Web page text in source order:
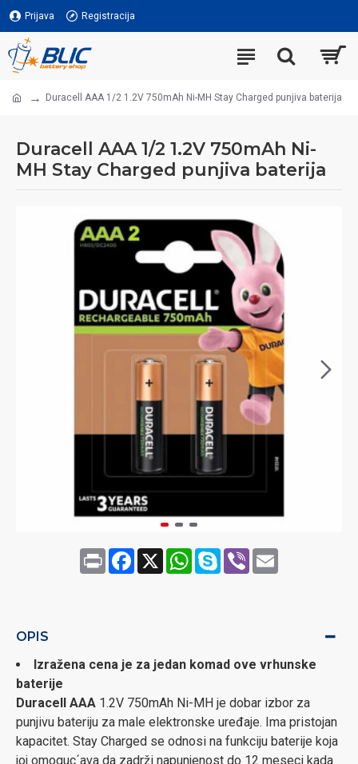
Prijava Registracija
Duracell AAA 1/2 1.2V 750mAh Ni-MH Stay Charged punjiva baterija
Duracell AAA 1/2 1.2V 750mAh Ni-
MH Stay Charged punjiva baterija
Print Facebook
X WhatsApp
SkypeViberEmail
OPIS
Izražena cena je za jedan komad ove vrhunske
baterije
Duracell AAA 1.2V 750mAh Ni-MH je dobar izbor za
punjivu bateriju za male elektronske uređaje. Ima pristojan
kapacitet. Stay Charged se odnosi na funkciju baterije koja
joj omoguc´ava da zadrži napunjenost do 12 meseci kada